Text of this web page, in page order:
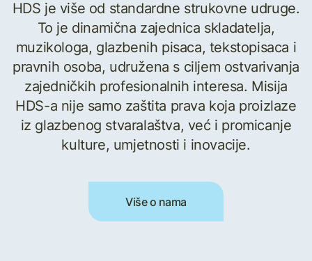
HDS je više od standardne strukovne udruge.
To je dinamična zajednica skladatelja,
muzikologa, glazbenih pisaca, tekstopisaca i
pravnih osoba, udružena s ciljem ostvarivanja
zajedničkih profesionalnih interesa. Misija
HDS-a nije samo zaštita prava koja proizlaze
iz glazbenog stvaralaštva, već i promicanje
kulture, umjetnosti i inovacije.
Više o nama